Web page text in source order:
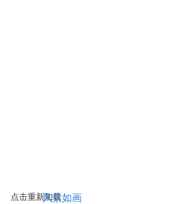
点击重新加载风景如画